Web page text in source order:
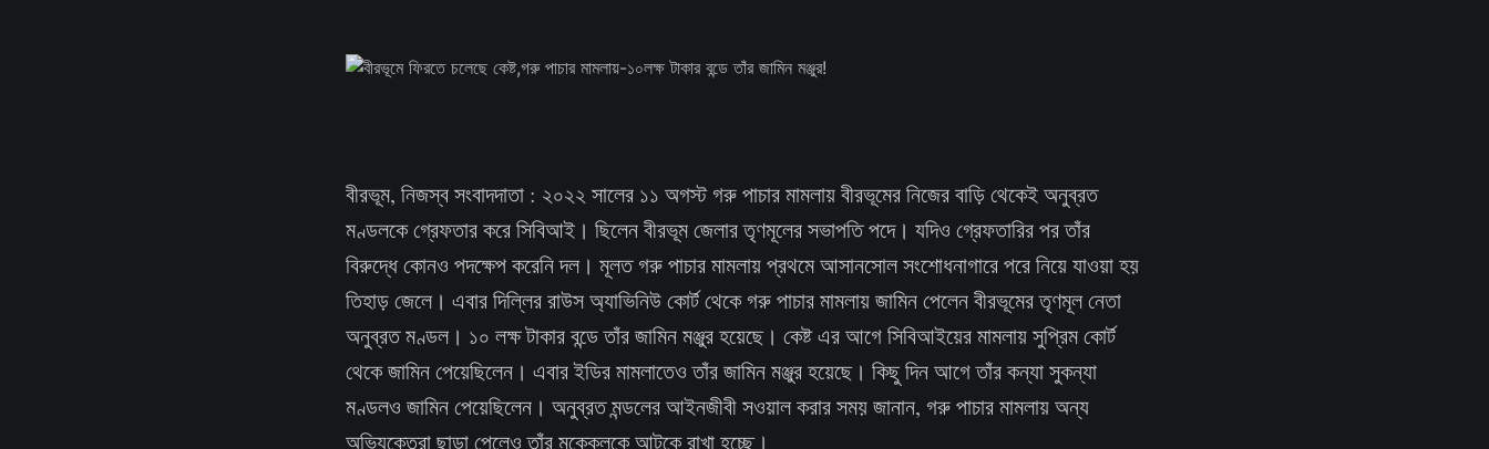
বীরভূম, নিজস্ব সংবাদদাতা : ২০২২ সালের ১১ অগস্ট গরু পাচার মামলায় বীরভূমের নিজের বাড়ি থেকেই অনুব্রত
মণ্ডলকে গ্রেফতার করে সিবিআই। ছিলেন বীরভূম জেলার তৃণমূলের সভাপতি পদে। যদিও গ্রেফতারির পর তাঁর
বিরুদ্ধে কোনও পদক্ষেপ করেনি দল। মূলত গরু পাচার মামলায় প্রথমে আসানসোল সংশোধনাগারে পরে নিয়ে যাওয়া হয়
তিহাড় জেলে। এবার দিল্লির রাউস অ্যাভিনিউ কোর্ট থেকে গরু পাচার মামলায় জামিন পেলেন বীরভূমের তৃণমূল নেতা
অনুব্রত মণ্ডল। ১০ লক্ষ টাকার বন্ডে তাঁর জামিন মঞ্জুর হয়েছে। কেষ্ট এর আগে সিবিআইয়ের মামলায় সুপ্রিম কোর্ট
থেকে জামিন পেয়েছিলেন। এবার ইডির মামলাতেও তাঁর জামিন মঞ্জুর হয়েছে। কিছু দিন আগে তাঁর কন্যা সুকন্যা
মণ্ডলও জামিন পেয়েছিলেন। অনুব্রত মন্ডলের আইনজীবী সওয়াল করার সময় জানান, গরু পাচার মামলায় অন্য
অভিযুক্তেরা ছাড়া পেলেও তাঁর মক্কেলকে আটকে রাখা হচ্ছে।